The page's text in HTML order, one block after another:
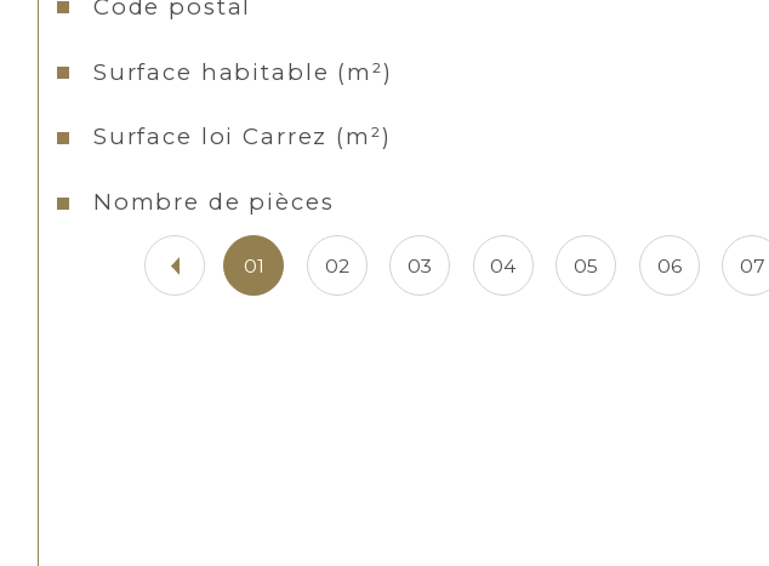
Code postal
Surface habitable (m²)
Surface loi Carrez (m²)
Nombre de pièces
01 02 03 04 05 06 07